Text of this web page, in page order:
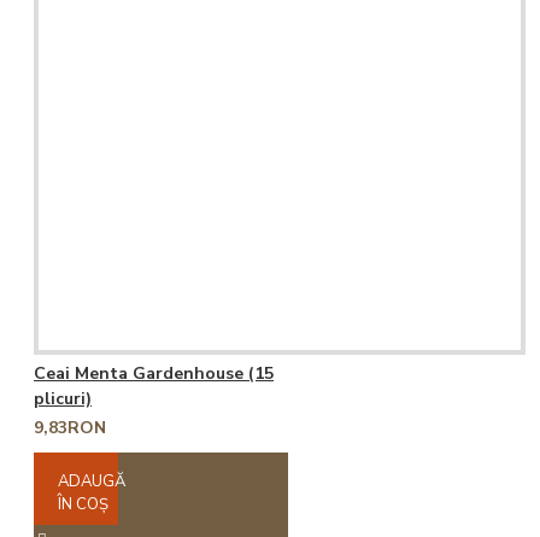
Ceai Menta Gardenhouse (15
plicuri)
9,83RON
ADAUGĂ
ÎN COŞ